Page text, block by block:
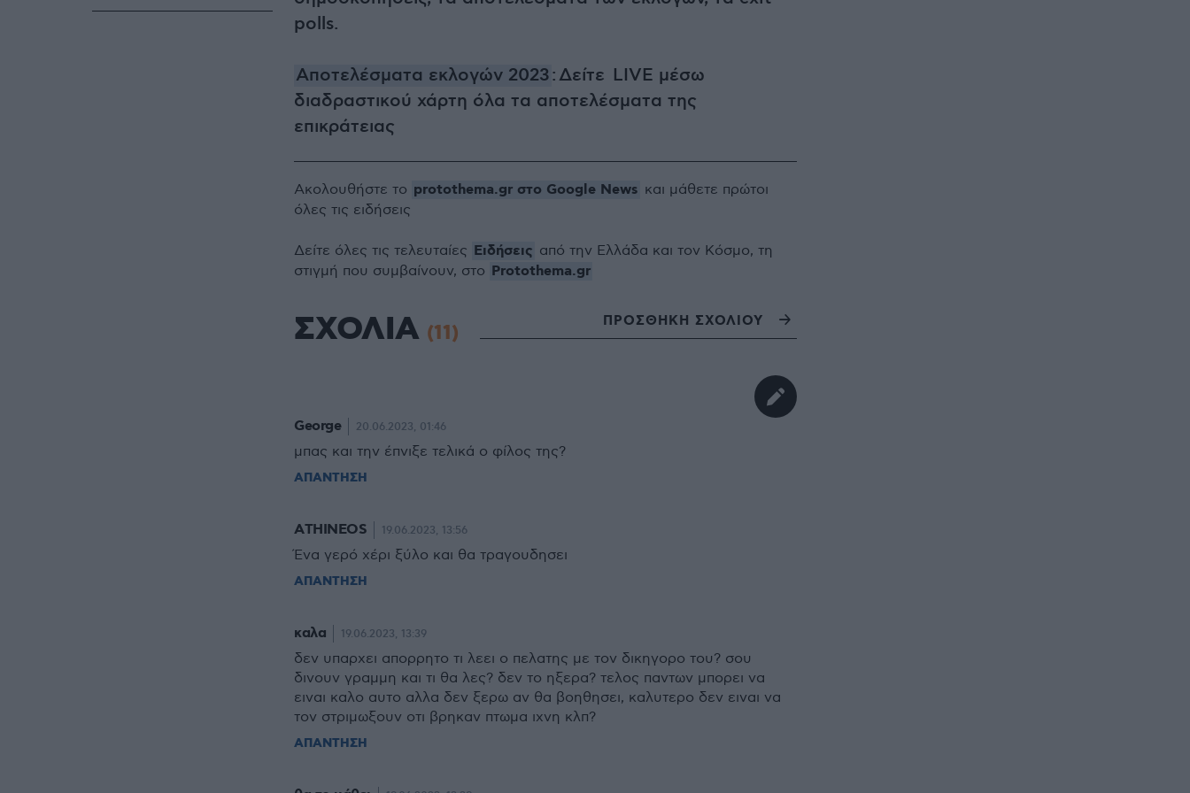
polls.
Αποτελέσματα εκλογών 2023: Δείτε LIVE μέσω
διαδραστικού χάρτη όλα τα αποτελέσματα της
επικράτειας
Ακολουθήστε το protothema.gr στο Google News και μάθετε πρώτοι
όλες τις ειδήσεις
Δείτε όλες τις τελευταίες Ειδήσεις από την Ελλάδα και τον Κόσμο, τη
στιγμή που συμβαίνουν, στο Protothema.gr
ΣΧΟΛΙΑ (11) ΠΡΟΣΘΗΚΗ ΣΧΟΛΙΟΥ
George 20.06.2023, 01:46
μπας και την έπνιξε τελικά ο φίλος της?
ΑΠΑΝΤΗΣΗ
ΑTHINEOS 19.06.2023, 13:56
Ένα γερό χέρι ξύλο και θα τραγουδησει
ΑΠΑΝΤΗΣΗ
καλα 19.06.2023, 13:39
δεν υπαρχει απορρητο τι λεει ο πελατης με τον δικηγορο του? σου
δινουν γραμμη και τι θα λες? δεν το ηξερα? τελος παντων μπορει να
ειναι καλο αυτο αλλα δεν ξερω αν θα βοηθησει, καλυτερο δεν ειναι να
τον στριμωξουν οτι βρηκαν πτωμα ιχνη κλπ?
ΑΠΑΝΤΗΣΗ